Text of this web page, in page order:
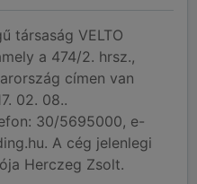
társaság VELTO
a 474/2. hrsz.,
címen van
02. 08..
30/5695000, e-
A cég jelenlegi
Herczeg Zsolt.